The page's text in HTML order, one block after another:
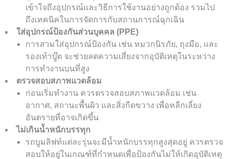
เข้าใจถึงอุปกรณ์และวิธีการใช้งานอย่างถูกต้อง รวมไป
ถึงเทคนิคในการจัดการกับสถานการณ์ฉุกเฉิน
ใส่อุปกรณ์ป้องกันส่วนบุคคล (PPE)
การสวมใส่อุปกรณ์ป้องกัน เช่น หมวกนิรภัย, ถุงมือ, และ
รองเท้าบู๊ต จะช่วยลดความเสี่ยงจากอุบัติเหตุในระหว่าง
การทำงานบนที่สูง
ตรวจสอบสภาพแวดล้อม
ก่อนเริ่มทำงาน ควรตรวจสอบสภาพแวดล้อม เช่น
อากาศ, สถานะพื้นผิว และสิ่งกีดขวาง เพื่อหลีกเลี่ยง
อันตรายที่อาจเกิดขึ้น
ไม่เกินน้ำหนักบรรทุก
รถบูมลิฟท์แต่ละรุ่นจะมีน้ำหนักบรรทุกสูงสุดอยู่ ควรตรวจ
สอบให้อยู่ในเกณฑ์ที่กำหนดเพื่อป้องกันไม่ให้เกิดอุบัติเหตุ